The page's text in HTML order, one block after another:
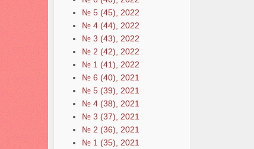
№ 5 (45), 2022
№ 4 (44), 2022
№ 3 (43), 2022
№ 2 (42), 2022
№ 1 (41), 2022
№ 6 (40), 2021
№ 5 (39), 2021
№ 4 (38), 2021
№ 3 (37), 2021
№ 2 (36), 2021
№ 1 (35), 2021